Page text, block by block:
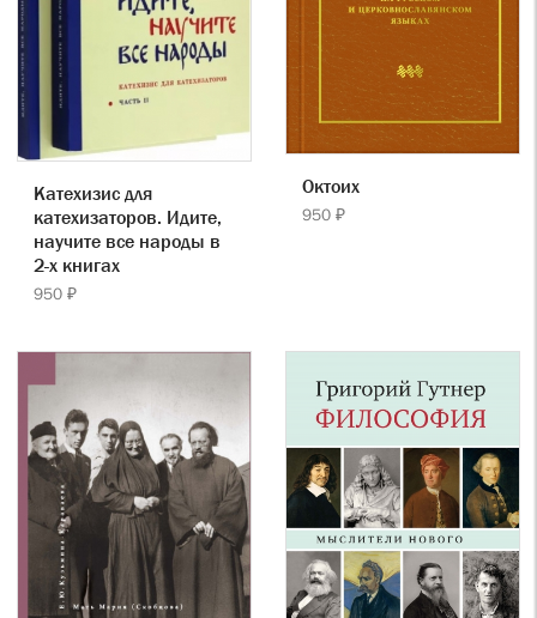
Катехизис для
катехизаторов. Идите,
научите все народы в
2-х книгах
950 ₽
Октоих
950 ₽